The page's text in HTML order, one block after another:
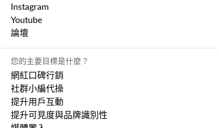
Instagram
Youtube
論壇
您的主要目標是什麼？
網紅口碑行銷
社群小編代操
提升用戶互動
提升可見度與品牌識別性